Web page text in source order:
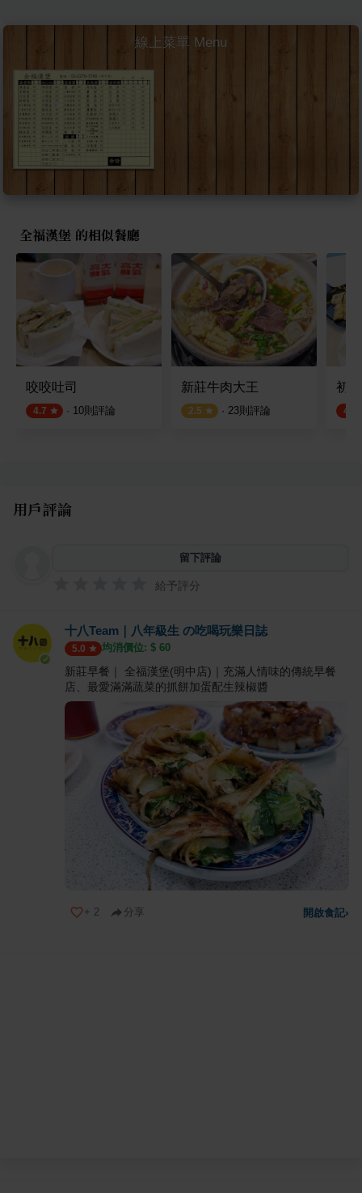
線上菜單 Menu
全福漢堡 的相似餐廳
咬咬吐司
4.7 · 10則評論
新莊牛肉大王
2.5 · 23則評論
初
4.5
用戶評論
留下評論
給予評分
十八Team｜八年級生 の吃喝玩樂日誌
5.0 均消價位: $ 60
新莊早餐｜ 全福漢堡(明中店)｜充滿人情味的傳統早餐
店、最愛滿滿蔬菜的抓餅加蛋配生辣椒醬
+ 2 分享 開啟食記›